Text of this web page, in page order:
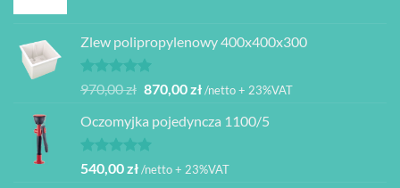
Zlew polipropylenowy 400x400x300
Oceniono
na 5
970,00zł Pierwotna
wynosiła:
970,00 zł.
870,00złAktualna
wynosi:
/netto + 23%VAT
Oczomyjka pojedyncza 1100/5
Oceniono
na 5
540,00zł/netto + 23%VAT